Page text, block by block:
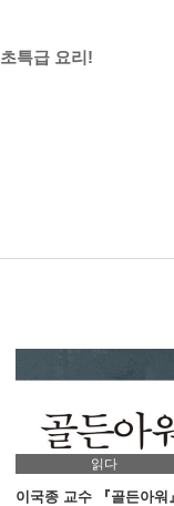
특급 요리!
읽다
이국종 교수 『골든아워